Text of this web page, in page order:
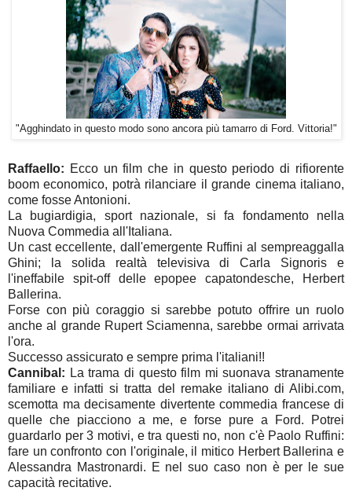
"Agghindato in questo modo sono ancora più tamarro di Ford. Vittoria!"
Raffaello: Ecco un film che in questo periodo di rifiorente
boom economico, potrà rilanciare il grande cinema italiano,
come fosse Antonioni.
La bugiardigia, sport nazionale, si fa fondamento nella
Nuova Commedia all'Italiana.
Un cast eccellente, dall'emergente Ruffini al sempreaggalla
Ghini; la solida realtà televisiva di Carla Signoris e
l'ineffabile spit-off delle epopee capatondesche, Herbert
Ballerina.
Forse con più coraggio si sarebbe potuto offrire un ruolo
anche al grande Rupert Sciamenna, sarebbe ormai arrivata
l'ora.
Successo assicurato e sempre prima l'italiani!!
Cannibal: La trama di questo film mi suonava stranamente
familiare e infatti si tratta del remake italiano di Alibi.com,
scemotta ma decisamente divertente commedia francese di
quelle che piacciono a me, e forse pure a Ford. Potrei
guardarlo per 3 motivi, e tra questi no, non c'è Paolo Ruffini:
fare un confronto con l'originale, il mitico Herbert Ballerina e
Alessandra Mastronardi. E nel suo caso non è per le sue
capacità recitative.